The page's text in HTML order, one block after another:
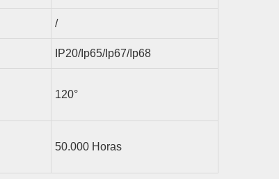
/
IP20/ip65/ip67/ip68
120°
50.000 Horas